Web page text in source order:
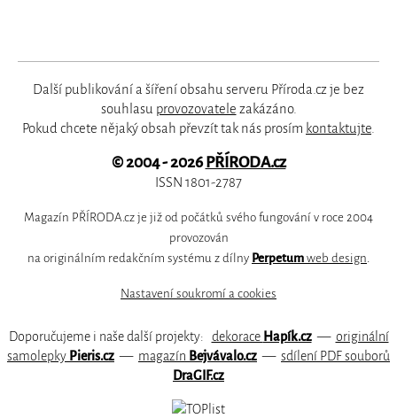
Další publikování a šíření obsahu serveru Příroda.cz je bez
souhlasu provozovatele zakázáno.
Pokud chcete nějaký obsah převzít tak nás prosím kontaktujte.
© 2004 - 2026PŘÍRODA.cz
ISSN 1801-2787
Magazín PŘÍRODA.cz je již od počátků svého fungování v roce 2004
provozován
na originálním redakčním systému z dílny Perpetum web design
Nastavení soukromí a cookies
Doporučujeme i naše další projekty: dekorace Hapík.cz— originální
samolepky Pieris.cz — magazín Bejvávalo.cz — sdílení PDF souborů
DraGIF.cz